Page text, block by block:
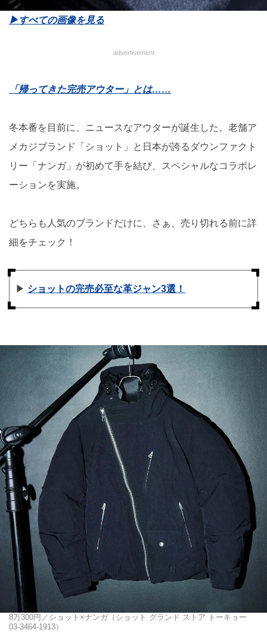
▶︎すべての画像を見る
advertisement
「帰ってきた完売アウター」とは……
冬本番を目前に、ニュースなアウターが誕生した。老舗ア
メカジブランド「ショット」と日本が誇るダウンファクト
リー「ナンガ」が初めて手を結び、スペシャルなコラボレ
ーションを実施。
どちらも人気のブランドだけに、さぁ、売り切れる前に詳
細をチェック！
▶︎ ショットの完売必至な革ジャン3選！
8万300円／ショット×ナンガ（ショット グランド ストア トーキョー
03-3464-1913）